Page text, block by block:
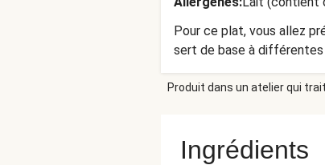
Pour ce plat, vous allez
sert de base à différentes
Produit dans un atelier qui
Ingrédients